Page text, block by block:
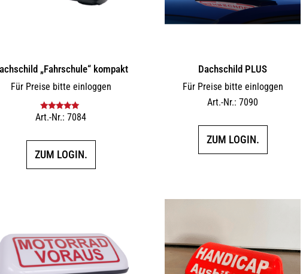
„Fahrschule“ kompakt
Für Preise bitte einloggen
Bewertet mit
Art.-Nr.: 7084
ZUM LOGIN.
Dachschild PLUS
Für Preise bitte einloggen
Art.-Nr.: 7090
ZUM LOGIN.